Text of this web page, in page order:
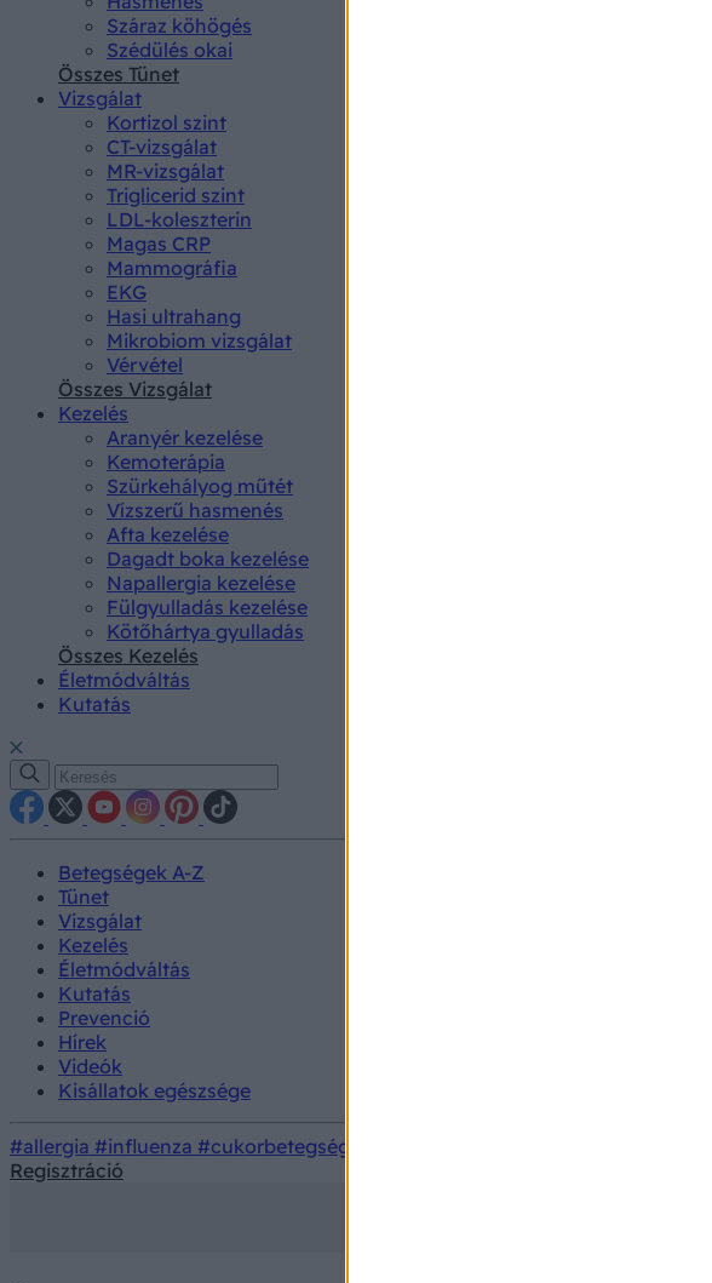
Száraz köhögés
Szédülés okai
Összes Tünet
Vizsgálat
Kortizol szint
CT-vizsgálat
MR-vizsgálat
Triglicerid szint
LDL-koleszterin
Magas CRP
Mammográfia
EKG
Hasi ultrahang
Mikrobiom vizsgálat
Vérvétel
Összes Vizsgálat
Kezelés
Aranyér kezelése
Kemoterápia
Szürkehályog műtét
Vízszerű hasmenés
Afta kezelése
Dagadt boka kezelése
Napallergia kezelése
Fülgyulladás kezelése
Kötőhártya gyulladás
Összes Kezelés
Életmódváltás
Kutatás
Betegségek A-Z
Tünet
Vizsgálat
Kezelés
Életmódváltás
Kutatás
Prevenció
Hírek
Videók
Kisállatok egészsége
#allergia #influenza #cukorbetegség
Regisztráció